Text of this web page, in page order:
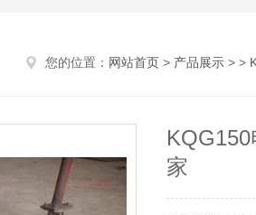
您的位置： 网站首页 > 产品展示 > >
家